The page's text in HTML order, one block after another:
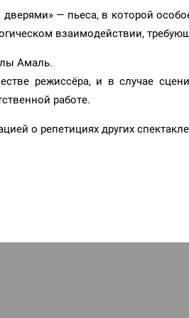
— пьеса, в которой
взаимодействии,
Амаль.
режиссёра, и в случае
работе.
о репетициях других